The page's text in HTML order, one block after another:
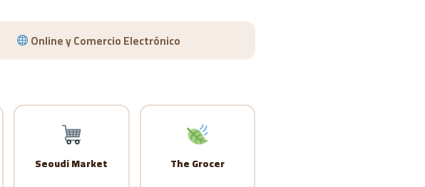
Online y Comercio Electrónico
Seoudi Market The Grocer